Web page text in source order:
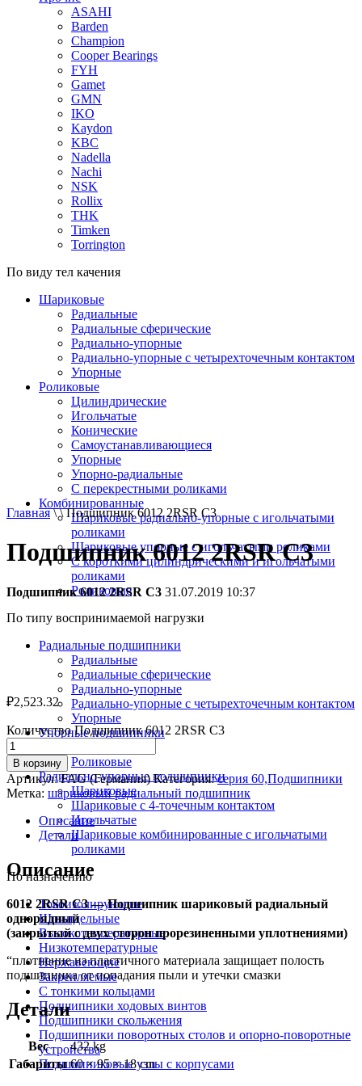
ASAHI
Barden
Champion
Cooper Bearings
FYH
Gamet
GMN
IKO
Kaydon
KBC
Nadella
Nachi
NSK
Rollix
THK
Timken
Torrington
По виду тел качения
Шариковые
Радиальные
Радиальные сферические
Радиально-упорные
Радиально-упорные с четырехточечным контактом
Упорные
Роликовые
Цилиндрические
Игольчатые
Конические
Самоустанавливающиеся
Упорные
Упорно-радиальные
C перекрестными роликами
Комбинированные
Шариковые радиально-упорные с игольчатыми
роликами
Шариковые упорные с игольчатыми роликами
С короткими цилиндрическими и игольчатыми
роликами
Роликовые
По типу воспринимаемой нагрузки
Радиальные подшипники
Радиальные
Радиальные сферические
Радиально-упорные
Радиально-упорные с четырехточечным контактом
Упорные
Упорные подшипники
Роликовые
Радиально-упорные подшипники
Шариковые
Шариковые с 4-точечным контактом
Игольчатые
Шариковые комбинированные с игольчатыми
роликами
По назначению
Токоизолирующие
Шпиндельные
Высокотемпературные
Низкотемпературные
Нержавеющие
Закрепляемые
С тонкими кольцами
Подшипники ходовых винтов
Подшипники скольжения
Подшипники поворотных столов и опорно-поворотные
устройства
Подшипниковые узлы с корпусами
Главная\ \ Подшипник 6012 2RSR C3
Подшипник 6012 2RSR C3
Подшипник 6012 2RSR C3 31.07.2019 10:37
₽2,523.32
Количество Подшипник 6012 2RSR C3
В корзину
Артикул:FAG (Германия) Категория:серия 60,Подшипники
Метка: шариковый радиальный подшипник
Описание
Детали
Описание
6012 2RSR C3 — Подшипник шариковый радиальный
однорядный
(закрытый с двух сторон прорезиненными уплотнениями)
“плотнение из пластичного материала защищает полость
подшипника от попадания пыли и утечки смазки
Детали
Вес
432 kg
Габариты 60 × 95 × 18 cm